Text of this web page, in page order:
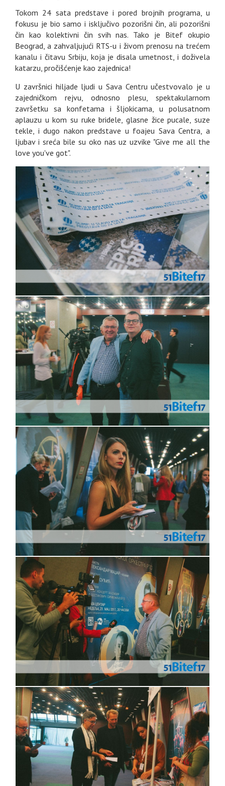
Tokom 24 sata predstave i pored brojnih programa, u
fokusu je bio samo i isključivo pozorišni čin, ali pozorišni
čin kao kolektivni čin svih nas. Tako je Bitef okupio
Beograd, a zahvaljujući RTS-u i živom prenosu na trećem
kanalu i čitavu Srbiju, koja je disala umetnost, i doživela
katarzu, pročišćenje kao zajednica!
U završnici hiljade ljudi u Sava Centru učestvovalo je u
zajedničkom rejvu, odnosno plesu, spektakularnom
završetku sa konfetama i šljokicama, u polusatnom
aplauzu u kom su ruke bridele, glasne žice pucale, suze
tekle, i dugo nakon predstave u foajeu Sava Centra, a
ljubav i sreća bile su oko nas uz uzvike "Give me all the
love you've got".
GALERIJA